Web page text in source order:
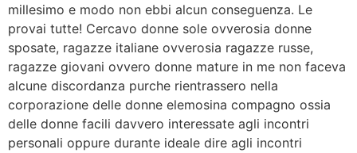
millesimo e modo non ebbi alcun conseguenza. Le
provai tutte! Cercavo donne sole ovverosia donne
sposate, ragazze italiane ovverosia ragazze russe,
ragazze giovani ovvero donne mature in me non faceva
alcune discordanza purche rientrassero nella
corporazione delle donne elemosina compagno ossia
delle donne facili davvero interessate agli incontri
personali oppure durante ideale dire agli incontri